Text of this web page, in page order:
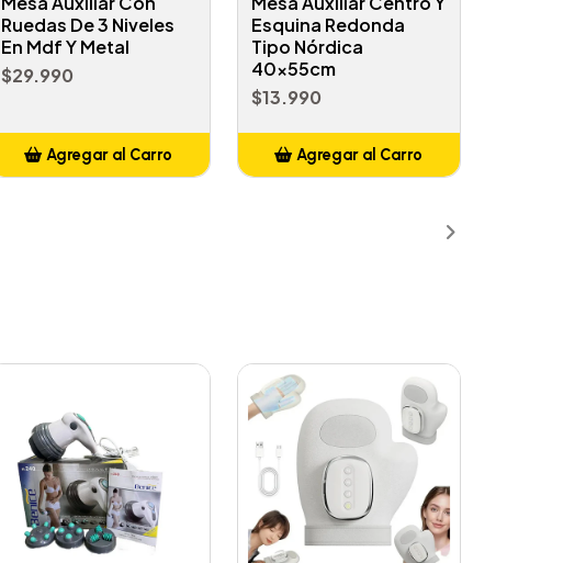
Ruedas De 3 Niveles
En Mdf Y Metal
$29.990
Agregar al Carro
Esquina Redonda
Tipo Nórdica
40x55cm
$13.990
Agregar al Carro